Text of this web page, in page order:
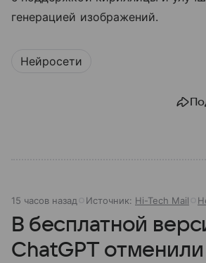
генерацией изображений.
Нейросети
15 часов назад Источник: Hi-Tech Mail
В бесплатной
ChatGPT отменили